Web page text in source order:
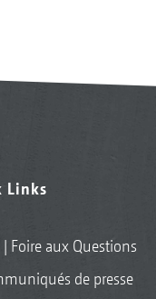
Links
| Foire aux Questions
de presse